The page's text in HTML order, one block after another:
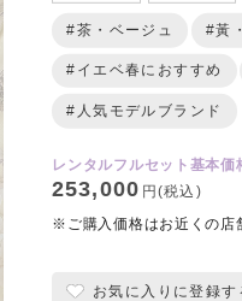
#茶・ベージュ #黃
#イエベ春におすすめ
#人気モデルブランド
レンタルフルセット基本価
253,000 円(税込)
※ご購入価格はお近くの店
お気に入りに登録す